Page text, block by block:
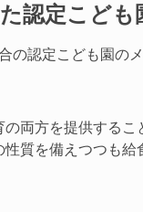
認定こど
の認定こども園の
両方を提供するこ
質を備えつつも